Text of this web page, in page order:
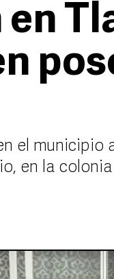
el municipio
en la